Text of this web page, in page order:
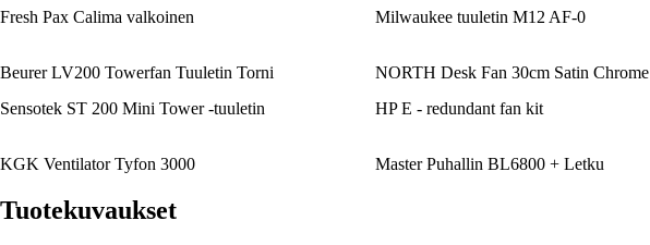
Fresh Pax Calima valkoinen Milwaukee tuuletin M12 AF-0
Beurer LV200 Towerfan Tuuletin Torni
NORTH Desk Fan 30cm Satin Chrome
Sensotek ST 200 Mini Tower -tuuletin
HP E - redundant fan kit
KGK Ventilator Tyfon 3000
Master Puhallin BL6800 + Letku
Tuotekuvaukset